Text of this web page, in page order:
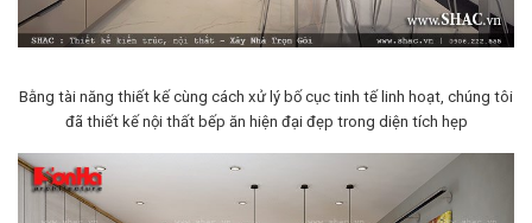
Bằng tài năng thiết kế cùng cách xử lý bố cục tinh tế linh hoạt, chúng tôi
đã thiết kế nội thất bếp ăn hiện đại đẹp trong diện tích hẹp